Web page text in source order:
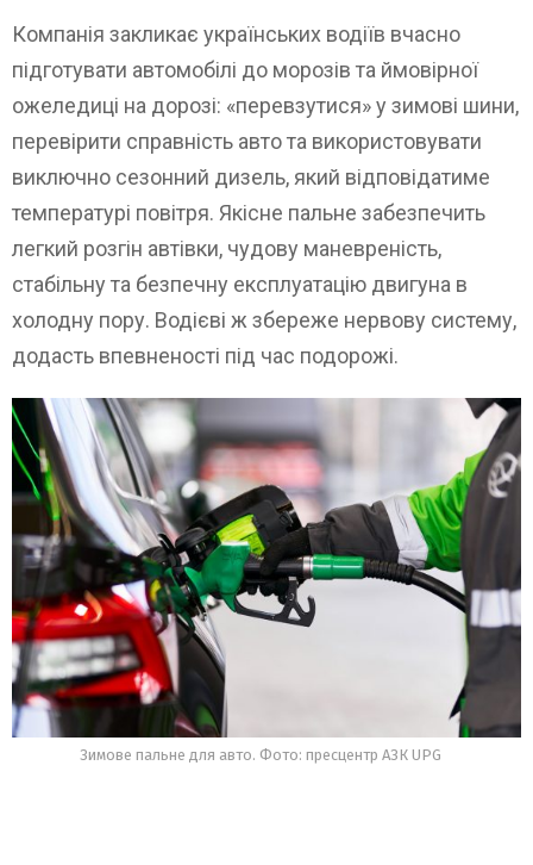
Компанія закликає українських водіїв вчасно
підготувати автомобілі до морозів та ймовірної
ожеледиці на дорозі: «перевзутися» у зимові шини,
перевірити справність авто та використовувати
виключно сезонний дизель, який відповідатиме
температурі повітря. Якісне пальне забезпечить
легкий розгін автівки, чудову маневреність,
стабільну та безпечну експлуатацію двигуна в
холодну пору. Водієві ж збереже нервову систему,
додасть впевненості під час подорожі.
Зимове пальне для авто. Фото: пресцентр АЗК UPG